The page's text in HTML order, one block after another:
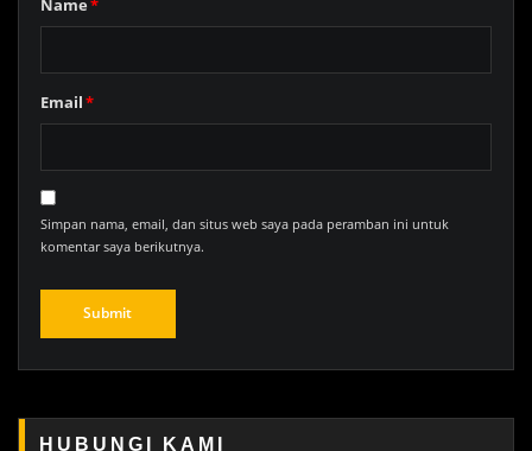
Name*
Email*
Simpan nama, email, dan situs web saya pada peramban ini untuk
komentar saya berikutnya.
HUBUNGI KAMI